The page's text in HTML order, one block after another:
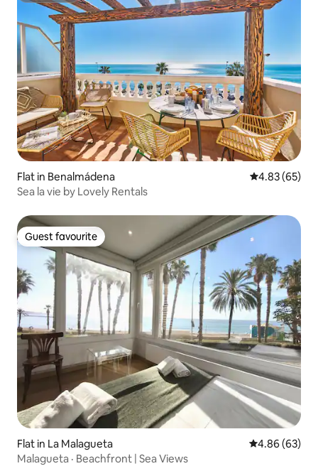
Flat in Benalmádena 4.83 out of 5
4.83 (65)
Sea la vie by Lovely Rentals
Guest favourite
Guest favourite
Flat in La Malagueta 4.86 out of 5
4.86 (63)
Malagueta · Beachfront | Sea Views